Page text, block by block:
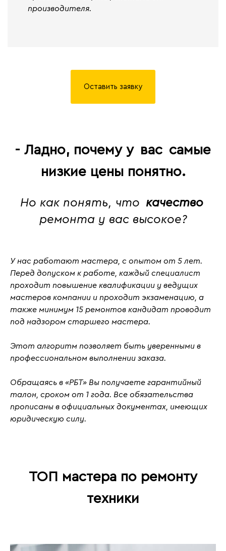
производителя.
Оставить заявку
- Ладно, почему у вас самые
низкие цены понятно.
Но как понять, что качество
ремонта у вас высокое?
У нас работают мастера, с опытом от 5 лет.
Перед допуском к работе, каждый специалист
проходит повышение квалификации у ведущих
мастеров компании и проходит экзаменацию , а
также минимум 15 ремонтов кандидат проводит
под надзором старшего мастера.
Этот алгоритм позволяет быть уверенными в
профессиональном выполнении заказа.
Обращаясь в «РБТ» Вы получаете гарантийный
талон, сроком от 1 года. Все обязательства
прописаны в официальных документах, имеющих
юридическую силу.
ТОП мастера по ремонту
техники